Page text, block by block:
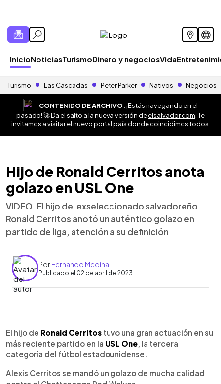
InicioNoticiasTurismoDinero y negociosVida
Turismo Las Cascadas Peter Parker Nativos Negocios
CONTENIDO DE ARCHIVO:¡Estás navegando en el
pasado! 🚀 Da el salto a la nueva versión deelsalvador.com . Te
invitamos a visitar el nuevo portal país donde coincidimos todos.
Hijo de Ronald Cerritos anota
golazo en USL One
VIDEO. El hijo del exseleccionado salvadoreño
Ronald Cerritos anotó un auténtico golazo en
partido de liga, atención a su definición
PorFernando Medina
Publicado el 02 de abril de 2023
► Escuchar artículo
El hijo de Ronald Cerritos tuvo una gran actuación en su
más reciente partido en la USL One, la tercera
categoría del fútbol estadounidense.
Alexis Cerritos se mandó un golazo de mucha calidad